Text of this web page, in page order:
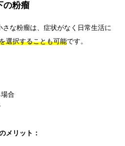
の粉瘤
な粉瘤は、症状がなく日常生活に
選択することも可能です。
合
メリット：